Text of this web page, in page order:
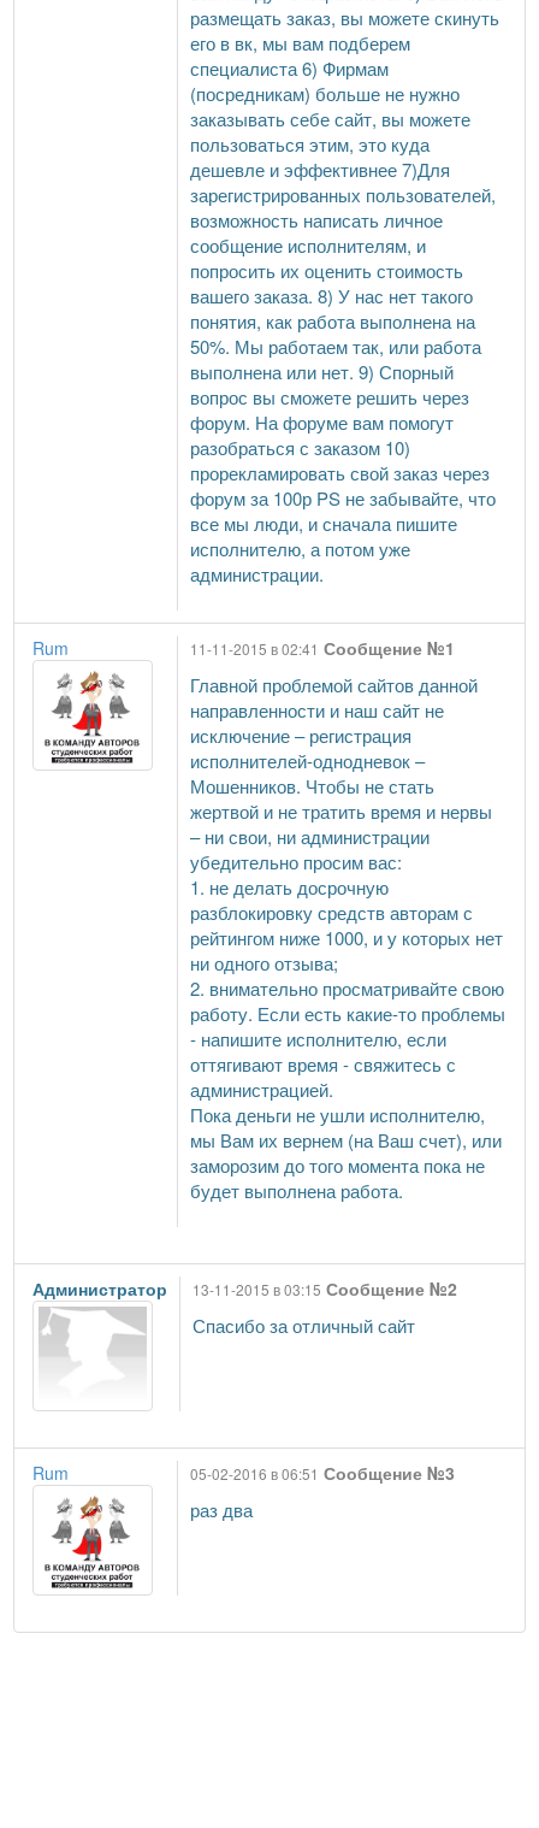
размещать заказ, вы можете скинуть
его в вк, мы вам подберем
специалиста 6) Фирмам
(посредникам) больше не нужно
заказывать себе сайт, вы можете
пользоваться этим, это куда
дешевле и эффективнее 7)Для
зарегистрированных пользователей,
возможность написать личное
сообщение исполнителям, и
попросить их оценить стоимость
вашего заказа. 8) У нас нет такого
понятия, как работа выполнена на
50%. Мы работаем так, или работа
выполнена или нет. 9) Спорный
вопрос вы сможете решить через
форум. На форуме вам помогут
разобраться с заказом 10)
прорекламировать свой заказ через
форум за 100р PS не забывайте, что
все мы люди, и сначала пишите
исполнителю, а потом уже
администрации.
Rum 11-11-2015 в 02:41 Сообщение №1
Главной проблемой сайтов данной
направленности и наш сайт не
исключение – регистрация
исполнителей-однодневок –
Мошенников. Чтобы не стать
жертвой и не тратить время и нервы
– ни свои, ни администрации
убедительно просим вас:
1. не делать досрочную
разблокировку средств авторам с
рейтингом ниже 1000, и у которых нет
ни одного отзыва;
2. внимательно просматривайте свою
работу. Если есть какие-то проблемы
- напишите исполнителю, если
оттягивают время - свяжитесь с
администрацией.
Пока деньги не ушли исполнителю,
мы Вам их вернем (на Ваш счет), или
заморозим до того момента пока не
будет выполнена работа.
Администратор 13-11-2015 в 03:15 Сообщение №2
Спасибо за отличный сайт
Rum 05-02-2016 в 06:51 Сообщение №3
раз два